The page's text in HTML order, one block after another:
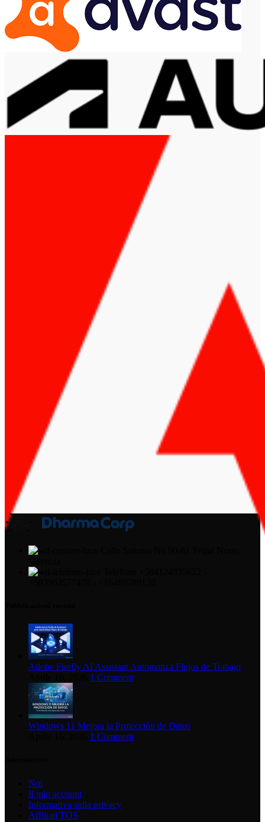
Adobe Firefly AI Assistant Automatiza Flujos de Trabajo
1 Comment
Windows 11 Mejora la Protección de Datos
1 Comment
Noi
Il mio account
Informativa sulla privacy
Affiliati TOS